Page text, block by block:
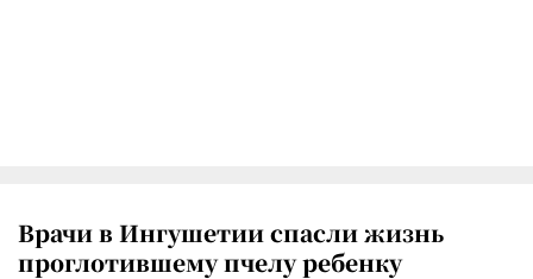
Врачи в Ингушетии спасли жизнь
проглотившему пчелу ребенку